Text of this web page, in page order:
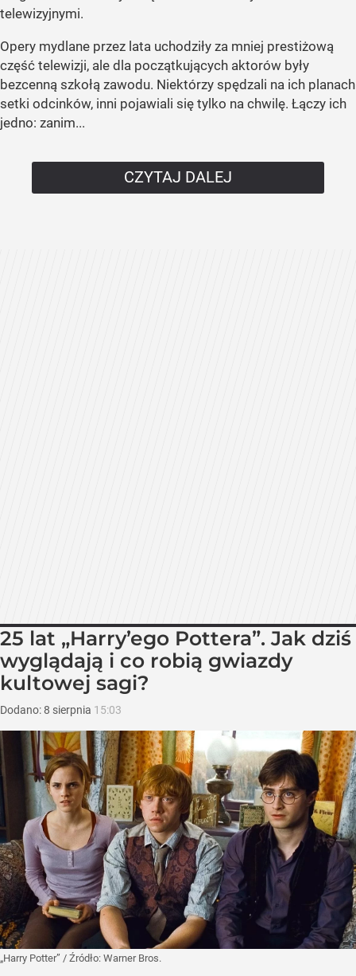
telewizyjnymi.
Opery mydlane przez lata uchodziły za mniej prestiżową
część telewizji, ale dla początkujących aktorów były
bezcenną szkołą zawodu. Niektórzy spędzali na ich planach
setki odcinków, inni pojawiali się tylko na chwilę. Łączy ich
jedno: zanim...
CZYTAJ DALEJ
25 lat „Harry’ego Pottera”. Jak dziś
wyglądają i co robią gwiazdy
kultowej sagi?
Dodano:8 sierpnia 15:03
„Harry Potter” / Źródło: Warner Bros.